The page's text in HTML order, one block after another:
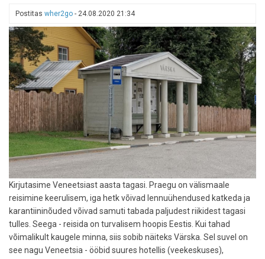
Postitas wher2go - 24.08.2020 21:34
Kirjutasime Veneetsiast aasta tagasi. Praegu on välismaale
reisimine keerulisem, iga hetk võivad lennuühendused katkeda ja
karantiininõuded võivad samuti tabada paljudest riikidest tagasi
tulles. Seega - reisida on turvalisem hoopis Eestis. Kui tahad
võimalikult kaugele minna, siis sobib näiteks Värska. Sel suvel on
see nagu Veneetsia - ööbid suures hotellis (veekeskuses),